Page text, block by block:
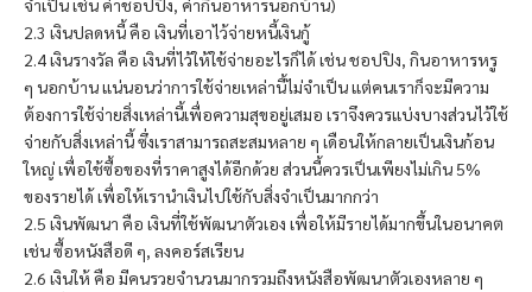
2.3 เงินปลดหนี้ คือ เงินที่เอาไว้จ่ายหนี้เงินกู้
2.4 เงินรางวัล คือ เงินที่ไว้ให้ใช้จ่ายอะไรก็ได้ เช่น ชอปปิง, กินอาหารหรู
ๆ นอกบ้าน แน่นอนว่าการใช้จ่ายเหล่านี้ไม่จำเป็น แต่คนเราก็จะมีความ
ต้องการใช้จ่ายสิ่งเหล่านี้เพื่อความสุขอยู่เสมอ เราจึงควรแบ่งบางส่วนไว้ใช้
จ่ายกับสิ่งเหล่านี้ ซึ่งเราสามารถสะสมหลาย ๆ เดือนให้กลายเป็นเงินก้อน
ใหญ่ เพื่อใช้ซื้อของที่ราคาสูงได้อีกด้วย ส่วนนี้ควรเป็นเพียงไม่เกิน 5%
ของรายได้ เพื่อให้เรานำเงินไปใช้กับสิ่งจำเป็นมากกว่า
2.5 เงินพัฒนา คือ เงินที่ใช้พัฒนาตัวเอง เพื่อให้มีรายได้มากขึ้นในอนาคต
เช่น ซื้อหนังสือดี ๆ, ลงคอร์สเรียน
2.6 เงินให้ คือ มีคนรวยจำนวนมากรวมถึงหนังสือพัฒนาตัวเองหลาย ๆ